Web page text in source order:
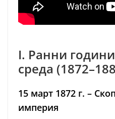
I. Ранни
среда
15 март 1872 г. –
империя